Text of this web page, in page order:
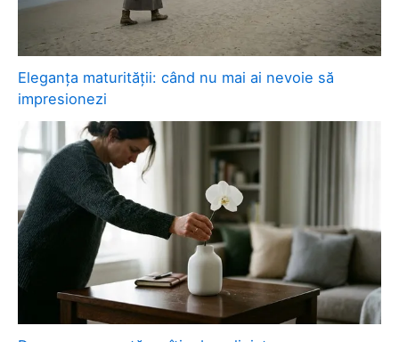
Eleganța maturității: când nu mai ai nevoie să
impresionezi